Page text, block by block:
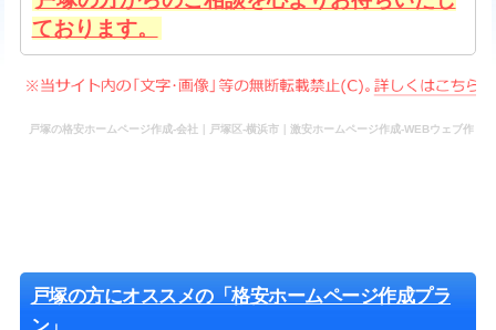
ております。
戸塚の格安ホームページ作成-会社｜戸塚区-横浜市｜激安ホームページ作成-WEBウェブ作
戸塚の方にオススメの「格安ホームページ作成プラ